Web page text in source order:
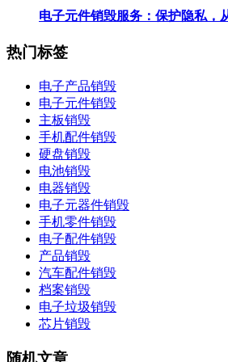
电子元件销毁服务：保护隐私，
热门标签
电子产品销毁
电子元件销毁
主板销毁
手机配件销毁
硬盘销毁
电池销毁
电器销毁
电子元器件销毁
手机零件销毁
电子配件销毁
产品销毁
汽车配件销毁
档案销毁
电子垃圾销毁
芯片销毁
随机文章